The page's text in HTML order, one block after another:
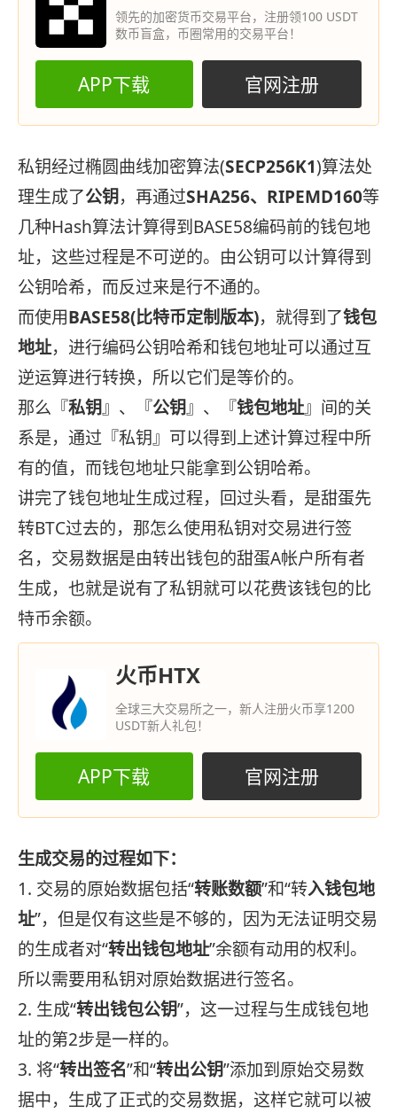
领先的加密货币交易平台，注册领100 USDT
数币盲盒，币圈常用的交易平台！
APP下载 官网注册
私钥经过椭圆曲线加密算法(SECP256K1)算法处
理生成了公钥 ，再通过SHA256、RIPEMD160等
几种Hash算法计算得到BASE58编码前的钱包地
址，这些过程是不可逆的。由公钥可以计算得到
公钥哈希，而反过来是行不通的。
而使用BASE58(比特币定制版本)，就得到了钱包
地址，进行编码公钥哈希和钱包地址可以通过互
逆运算进行转换，所以它们是等价的。
那么『私钥』、『公钥』、『钱包地址』间的关
系是，通过『私钥』可以得到上述计算过程中所
有的值，而钱包地址只能拿到公钥哈希。
讲完了钱包地址生成过程，回过头看，是甜蛋先
转BTC过去的，那怎么使用私钥对交易进行签
名，交易数据是由转出钱包的甜蛋A帐户所有者
生成，也就是说有了私钥就可以花费该钱包的比
特币余额。
火币HTX
全球三大交易所之一，新人注册火币享1200
USDT新人礼包！
APP下载 官网注册
生成交易的过程如下：
1. 交易的原始数据包括“转账数额”和“转入钱包地
址”，但是仅有这些是不够的，因为无法证明交易
的生成者对“转出钱包地址”余额有动用的权利。
所以需要用私钥对原始数据进行签名。
2. 生成“转出钱包公钥”，这一过程与生成钱包地
址的第2步是一样的。
3. 将“转出签名”和“转出公钥”添加到原始交易数
据中，生成了正式的交易数据，这样它就可以被